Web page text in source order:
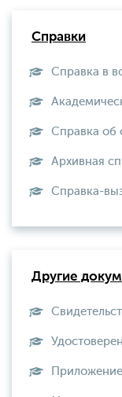
Справки
Справка в
Справка об
Архивная
Справка-
Другие